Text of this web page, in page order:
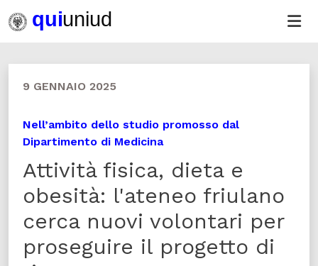
9 GENNAIO 2025
Nell’ambito dello studio promosso dal
Dipartimento di Medicina
Attività fisica, dieta e
obesità: l'ateneo friulano
cerca nuovi volontari per
proseguire il progetto di